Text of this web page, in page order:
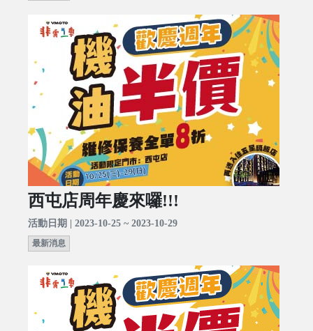
西屯店周年慶來囉!!!
活動日期 | 2023-10-25 ~ 2023-10-29
最新消息